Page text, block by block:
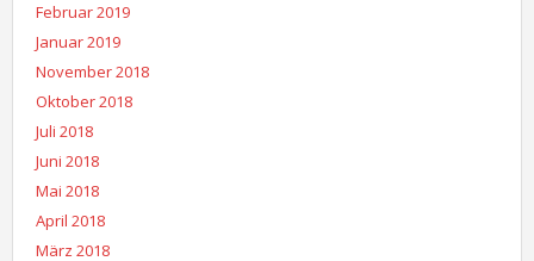
Februar 2019
Januar 2019
November 2018
Oktober 2018
Juli 2018
Juni 2018
Mai 2018
April 2018
März 2018